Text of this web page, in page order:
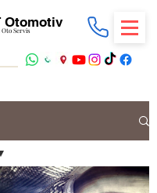
Otomotiv
Oto Servis